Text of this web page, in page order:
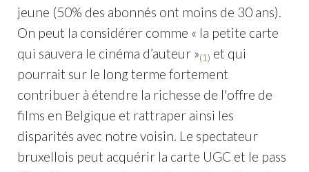
jeune (50% des abonnés ont moins de 30 ans).
On peut la considérer comme « la petite carte
qui sauvera le cinéma d’auteur »(1) et qui
pourrait sur le long terme fortement
contribuer à étendre la richesse de l'offre de
films en Belgique et rattraper ainsi les
disparités avec notre voisin. Le spectateur
bruxellois peut acquérir la carte UGC et le pass